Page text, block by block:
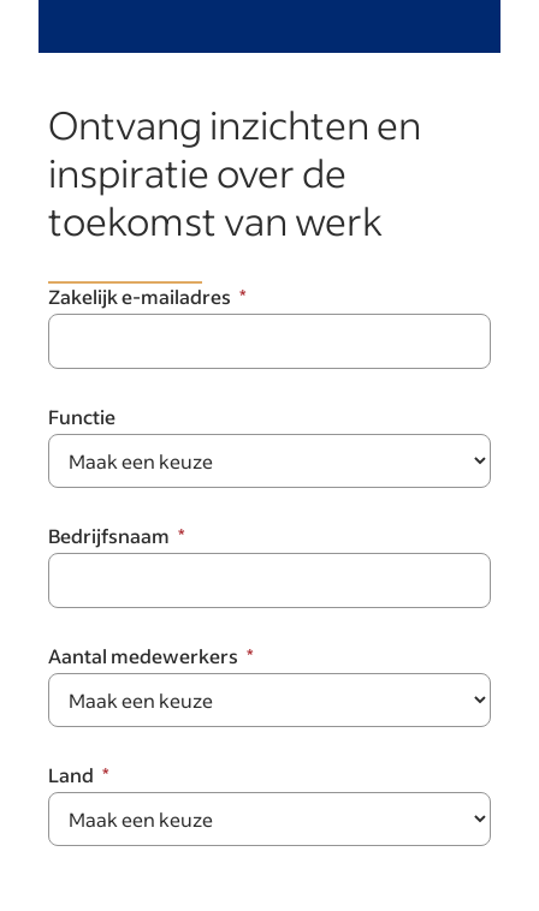
Ontvang inzichten en
inspiratie over de
toekomst van werk
Zakelijk e-mailadres
Functie
Bedrijfsnaam
Aantal medewerkers
Land